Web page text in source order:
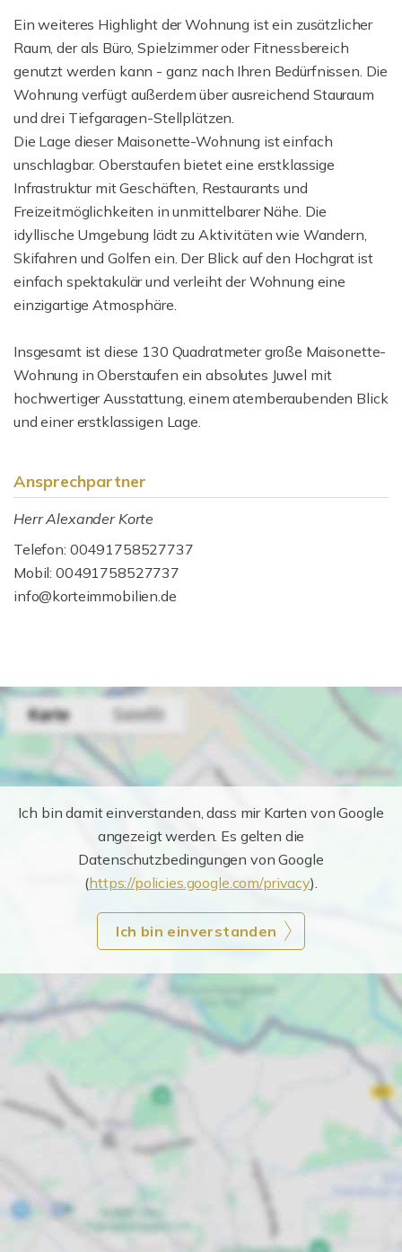
Ein weiteres Highlight der Wohnung ist ein zusätzlicher
Raum, der als Büro, Spielzimmer oder Fitnessbereich
genutzt werden kann - ganz nach Ihren Bedürfnissen. Die
Wohnung verfügt außerdem über ausreichend Stauraum
und drei Tiefgaragen-Stellplätzen.
Die Lage dieser Maisonette-Wohnung ist einfach
unschlagbar. Oberstaufen bietet eine erstklassige
Infrastruktur mit Geschäften, Restaurants und
Freizeitmöglichkeiten in unmittelbarer Nähe. Die
idyllische Umgebung lädt zu Aktivitäten wie Wandern,
Skifahren und Golfen ein. Der Blick auf den Hochgrat ist
einfach spektakulär und verleiht der Wohnung eine
einzigartige Atmosphäre.
Insgesamt ist diese 130 Quadratmeter große Maisonette-
Wohnung in Oberstaufen ein absolutes Juwel mit
hochwertiger Ausstattung, einem atemberaubenden Blick
und einer erstklassigen Lage.
Ansprechpartner
Herr Alexander Korte
Telefon: 00491758527737
Mobil: 00491758527737
info@korteimmobilien.de
Ich bin damit einverstanden, dass mir Karten von Google
angezeigt werden. Es gelten die
Datenschutzbedingungen von Google
(https://policies.google.com/privacy).
Ich bin einverstanden